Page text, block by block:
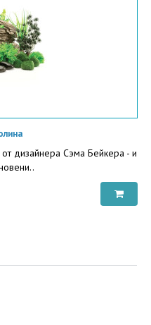
от дизайнера Сэма Бейкера - и